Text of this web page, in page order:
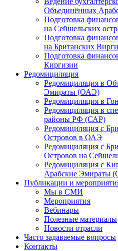
Объединённых
Подготовка
на Сейшельских
Подготовка
на Британских
Подготовка
Киргизии
Редомициляция
Редомициляция в
Эмираты (ОАЭ)
Редомициляция в
Редомициляция в
районы РФ (САР)
Редомициляция с
Островов в ОАЭ
Редомициляция с
Островов на
Редомициляция с
Арабские Эмираты
Публикации и
Мы в СМИ
Мероприятия
Вебинары
Полезные материалы
Новости отрасли
Часто задаваемые вопросы
Контакты